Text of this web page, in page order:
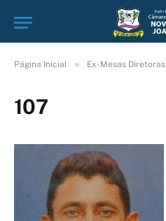
Página Inicial » Ex-Mesas Diretoras
107